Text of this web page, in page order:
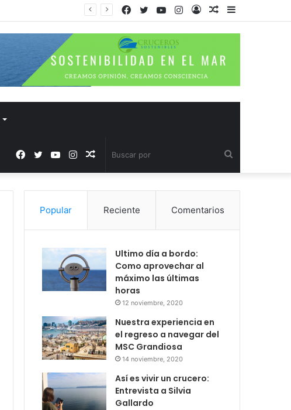
Barra
Publicación
Acceso
Instagram
YouTube
Twitter
Facebook
por
Publicación
al
Instagram
YouTube
Twitter
Facebook
Popular Reciente Comentarios
Ultimo día a bordo:
Como aprovechar al
máximo las últimas
horas
12 noviembre, 2020
Nuestra experiencia en
el regreso a navegar del
MSC Grandiosa
14 noviembre, 2020
Así es vivir un crucero:
Entrevista a Silvia
Gallardo